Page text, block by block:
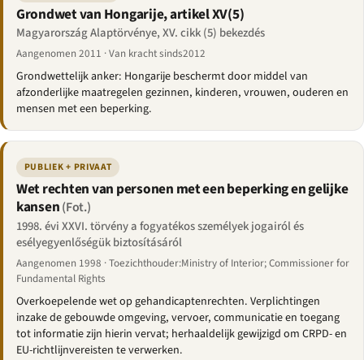
Grondwet van Hongarije, artikel XV(5)
Magyarország Alaptörvénye, XV. cikk (5) bekezdés
Aangenomen 2011 · Van kracht sinds2012
Grondwettelijk anker: Hongarije beschermt door middel van
afzonderlijke maatregelen gezinnen, kinderen, vrouwen, ouderen en
mensen met een beperking.
PUBLIEK + PRIVAAT
Wet rechten van personen met een beperking en gelijke
kansen(Fot.)
1998. évi XXVI. törvény a fogyatékos személyek jogairól és
esélyegyenlőségük biztosításáról
Aangenomen 1998 · Toezichthouder:Ministry of Interior; Commissioner for
Fundamental Rights
Overkoepelende wet op gehandicaptenrechten. Verplichtingen
inzake de gebouwde omgeving, vervoer, communicatie en toegang
tot informatie zijn hierin vervat; herhaaldelijk gewijzigd om CRPD- en
EU-richtlijnvereisten te verwerken.